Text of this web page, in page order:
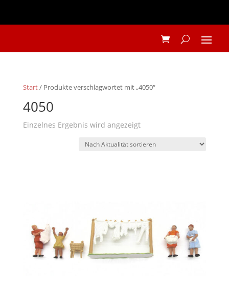
Start/ Produkte verschlagwortet mit „4050“
4050
Einzelnes Ergebnis wird angezeigt